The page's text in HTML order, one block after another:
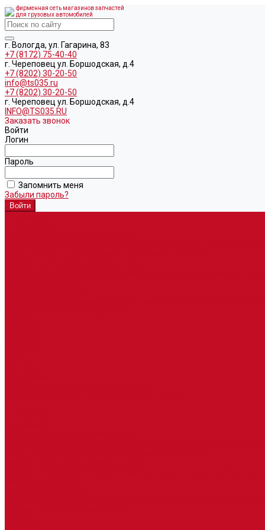
фирменная сеть магазинов запчастей
для грузовых автомобилей
г. Вологда, ул. Гагарина, 83
+7 (8172) 75-40-40
г. Череповец ул. Боршодская, д.4
+7 (8202) 30-20-50
info@ts035.ru
+7 (8202) 30-20-50
г. Череповец ул. Боршодская, д.4
INFO@TS035.RU
Заказать звонок
Войти
Логин
Пароль
Запомнить меня
Забыли пароль?